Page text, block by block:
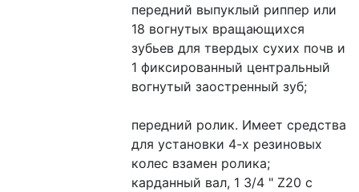
передний выпуклый риппер или
18 вогнутых вращающихся
зубьев для твердых сухих почв и
1 фиксированный центральный
вогнутый заостренный зуб;
передний ролик. Имеет средства
для установки 4-х резиновых
колес взамен ролика;
карданный вал, 1 3/4 " Z20 с